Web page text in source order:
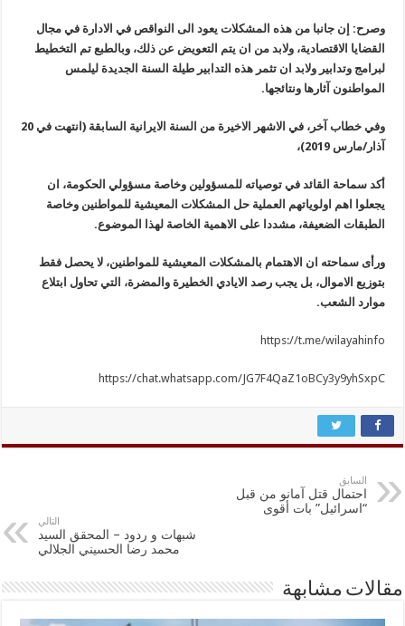
وصرح: إن جانبا من هذه المشكلات يعود الى النواقص في الادارة في مجال
القضايا الاقتصادية، ولابد من ان يتم التعويض عن ذلك، وبالطبع تم التخطيط
لبرامج وتدابير ولابد ان تثمر هذه التدابير طيلة السنة الجديدة ليلمس
المواطنون آثارها ونتائجها.
وفي خطاب آخر، في الاشهر الاخيرة من السنة الايرانية السابقة (انتهت في 20
آذار/مارس 2019)،
أكد سماحة القائد في توصياته للمسؤولين وخاصة مسؤولي الحكومة، ان
يجعلوا اهم اولوياتهم العملية حل المشكلات المعيشية للمواطنين وخاصة
الطبقات الضعيفة، مشددا على الاهمية الخاصة لهذا الموضوع.
ورأى سماحته ان الاهتمام بالمشكلات المعيشية للمواطنين، لا يحصل فقط
بتوزيع الاموال، بل يجب رصد الايادي الخطيرة والمضرة، التي تحاول ابتلاع
موارد الشعب.
https://t.me/wilayahinfo
https://chat.whatsapp.com/JG7F4QaZ1oBCy3y9yhSxpC
السابق
احتمال قتل آمانو من قبل
“اسرائيل” بات أقوى
التالي
شبهات و ردود – المحقق السيد
محمد رضا الحسيني الجلالي
مقالات مشابهة